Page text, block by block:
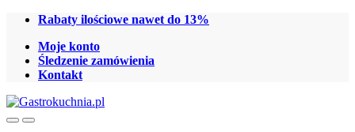
Skip
navigation
Skip
content
Rabaty ilościowe nawet do 13%
Moje konto
Śledzenie zamówienia
Kontakt
OpenClose